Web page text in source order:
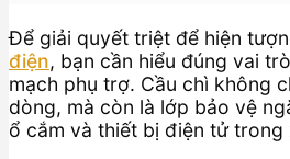
Để giải quyết triệt để hiện
điện, bạn cần hiểu đúng vai
mạch phụ trợ. Cầu chì không
dòng, mà còn là lớp bảo vệ
ổ cắm và thiết bị điện tử trong